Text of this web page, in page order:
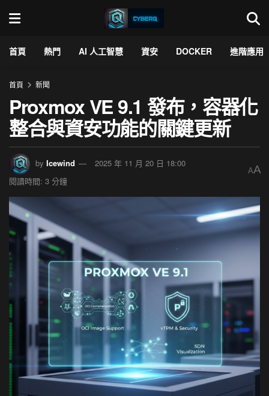
首頁 熱門 AI 人工智慧 資安 DOCKER 進階應用
首頁 新聞
Proxmox VE 9.1 發布，容器化
整合與資安功能的關鍵更新
by Icewind
2025 年 11 月 20 日 18:00
閱讀時間: 3 分鐘
AA